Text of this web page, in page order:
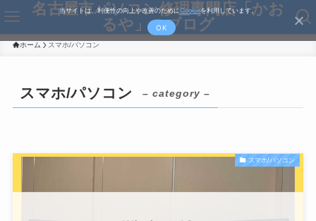
名古屋市パソコン修理専門店「かお
るや」のブログ
ホーム スマホ/パソコン
スマホ/パソコン – category –
スマホ/パソコン
当サイトは、利便性の向上や改善のためにCookieを利用しています。
OK